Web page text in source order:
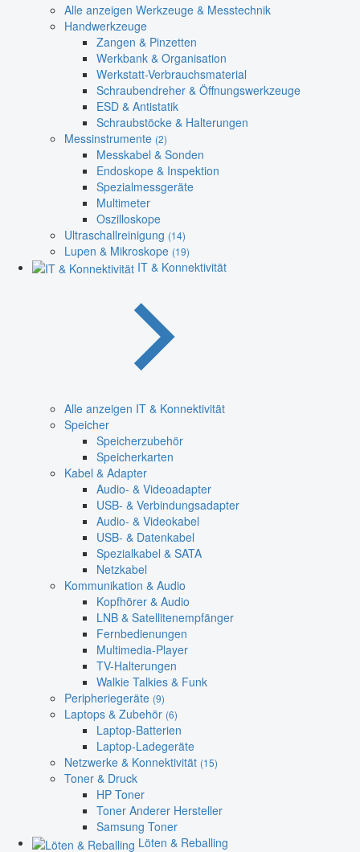
Alle anzeigen Werkzeuge & Messtechnik
Handwerkzeuge
Zangen & Pinzetten
Werkbank & Organisation
Werkstatt-Verbrauchsmaterial
Schraubendreher & Öffnungswerkzeuge
ESD & Antistatik
Schraubstöcke & Halterungen
Messinstrumente (2)
Messkabel & Sonden
Endoskope & Inspektion
Spezialmessgeräte
Multimeter
Oszilloskope
Ultraschallreinigung (14)
Lupen & Mikroskope (19)
IT & Konnektivität
Alle anzeigen IT & Konnektivität
Speicher
Speicherzubehör
Speicherkarten
Kabel & Adapter
Audio- & Videoadapter
USB- & Verbindungsadapter
Audio- & Videokabel
USB- & Datenkabel
Spezialkabel & SATA
Netzkabel
Kommunikation & Audio
Kopfhörer & Audio
LNB & Satellitenempfänger
Fernbedienungen
Multimedia-Player
TV-Halterungen
Walkie Talkies & Funk
Peripheriegeräte (9)
Laptops & Zubehör (6)
Laptop-Batterien
Laptop-Ladegeräte
Netzwerke & Konnektivität (15)
Toner & Druck
HP Toner
Toner Anderer Hersteller
Samsung Toner
Löten & Reballing